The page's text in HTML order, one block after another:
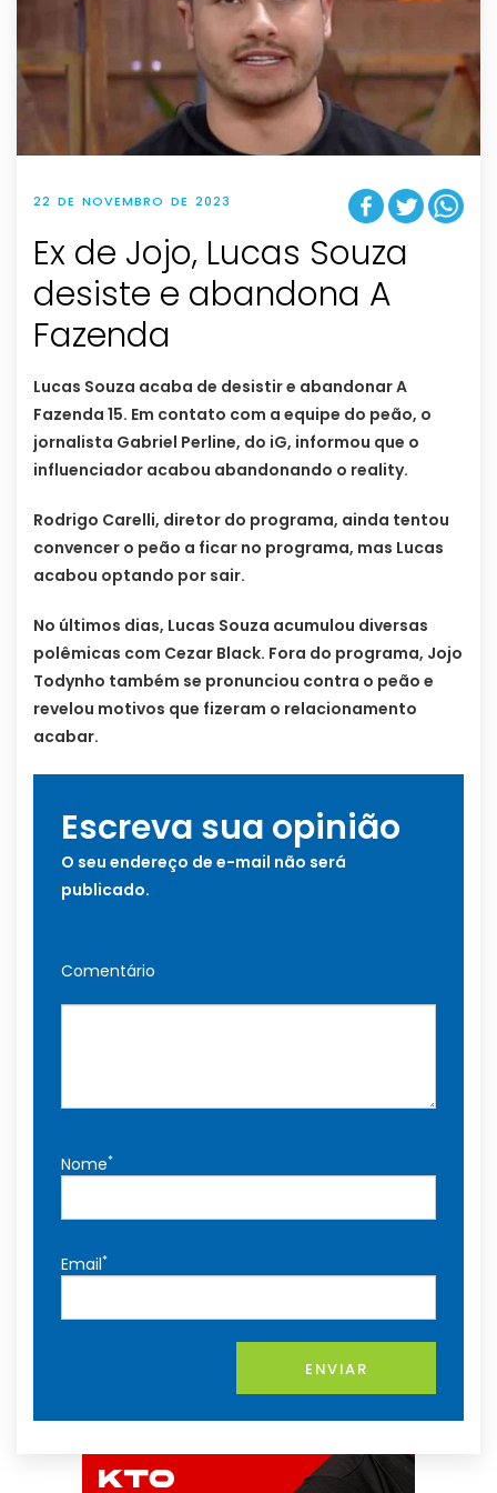
22 DE NOVEMBRO DE 2023
Ex de Jojo, Lucas Souza
desiste e abandona A
Fazenda
Lucas Souza acaba de desistir e abandonar A
Fazenda 15. Em contato com a equipe do peão, o
jornalista Gabriel Perline, do iG, informou que o
influenciador acabou abandonando o reality.
Rodrigo Carelli, diretor do programa, ainda tentou
convencer o peão a ficar no programa, mas Lucas
acabou optando por sair.
No últimos dias, Lucas Souza acumulou diversas
polêmicas com Cezar Black. Fora do programa, Jojo
Todynho também se pronunciou contra o peão e
revelou motivos que fizeram o relacionamento
acabar.
Escreva sua opinião
O seu endereço de e-mail não será
publicado.
Comentário
Nome*
Email*
ENVIAR